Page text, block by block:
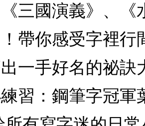
《三國演義》、
帶你感受字裡行
一手好名的祕訣
練習：鋼筆字冠